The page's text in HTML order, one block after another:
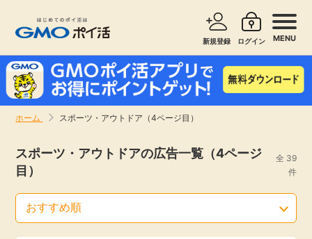
新規登録 ログイン MENU
ホーム スポーツ・アウトドア（4ページ目）
新着
高還元
サービスで探す ショッピングで探す
エンタメ
スポーツ・アウトドアの広告一覧（4ページ
目）
全 39
件